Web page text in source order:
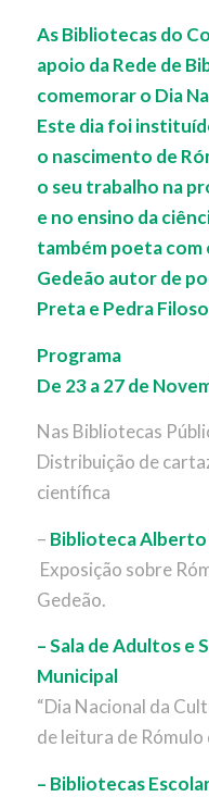
As Bibliotecas do
apoio da Rede de
comemorar o Dia
Este dia foi
o nascimento de
o seu trabalho na
e no ensino da
também poeta
Gedeão autor de
Preta e Pedra
Programa
De 23 a 27 de
Nas Bibliotecas
Distribuição de
científica
– Biblioteca Alberto
Exposição sobre
Gedeão.
– Sala de Adultos e
Municipal
“Dia Nacional da
de leitura de Rómulo
– Bibliotecas